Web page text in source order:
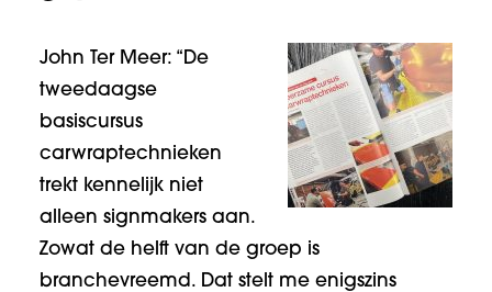
John Ter Meer: “De
tweedaagse
basiscursus
carwraptechnieken
trekt kennelijk niet
alleen signmakers aan.
Zowat de helft van de groep is
branchevreemd. Dat stelt me enigszins